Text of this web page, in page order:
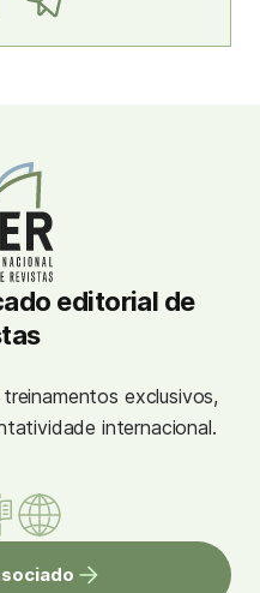
editorial de
exclusivos,
internacional.